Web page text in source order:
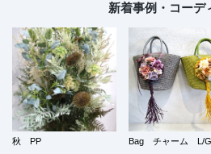
新着事例・コーデ
秋 PP Bag チャーム L/G